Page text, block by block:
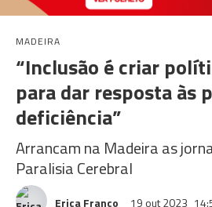
MADEIRA
“Inclusão é criar
para dar resposta às
deficiência”
Arrancam na Madeira as
Paralisia Cerebral
Erica Franco 19 out 2023